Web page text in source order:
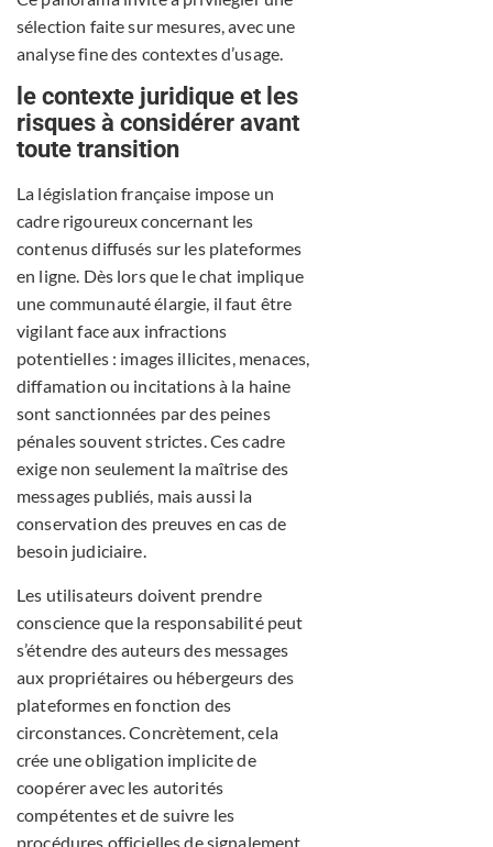
sélection faite sur mesures, avec une
analyse fine des contextes d’usage.
le contexte juridique et les
risques à considérer avant
toute transition
La législation française impose un
cadre rigoureux concernant les
contenus diffusés sur les plateformes
en ligne. Dès lors que le chat implique
une communauté élargie, il faut être
vigilant face aux infractions
potentielles : images illicites, menaces,
diffamation ou incitations à la haine
sont sanctionnées par des peines
pénales souvent strictes. Ces cadre
exige non seulement la maîtrise des
messages publiés, mais aussi la
conservation des preuves en cas de
besoin judiciaire.
Les utilisateurs doivent prendre
conscience que la responsabilité peut
s’étendre des auteurs des messages
aux propriétaires ou hébergeurs des
plateformes en fonction des
circonstances. Concrètement, cela
crée une obligation implicite de
coopérer avec les autorités
compétentes et de suivre les
procédures officielles de signalement,